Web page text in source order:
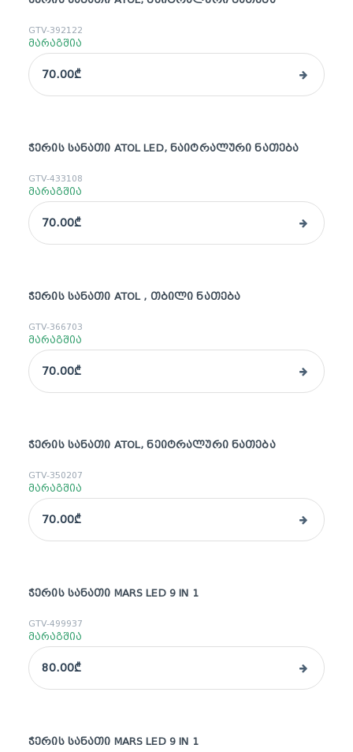
GTV-392122
მარაგშია
70.00₾
ᲭᲔᲠᲘᲡ ᲡᲐᲜᲐᲗᲘ ATOL LED, ᲜᲐᲘᲢᲠᲐᲚᲣᲠᲘ ᲜᲐᲗᲔᲑᲐ
GTV-433108
მარაგშია
70.00₾
ᲭᲔᲠᲘᲡ ᲡᲐᲜᲐᲗᲘ ATOL , ᲗᲑᲘᲚᲘ ᲜᲐᲗᲔᲑᲐ
GTV-366703
მარაგშია
70.00₾
ᲭᲔᲠᲘᲡ ᲡᲐᲜᲐᲗᲘ ATOL, ᲜᲔᲘᲢᲠᲐᲚᲣᲠᲘ ᲜᲐᲗᲔᲑᲐ
GTV-350207
მარაგშია
70.00₾
ᲭᲔᲠᲘᲡ ᲡᲐᲜᲐᲗᲘ MARS LED 9 IN 1
GTV-499937
მარაგშია
80.00₾
ᲭᲔᲠᲘᲡ ᲡᲐᲜᲐᲗᲘ MARS LED 9 IN 1